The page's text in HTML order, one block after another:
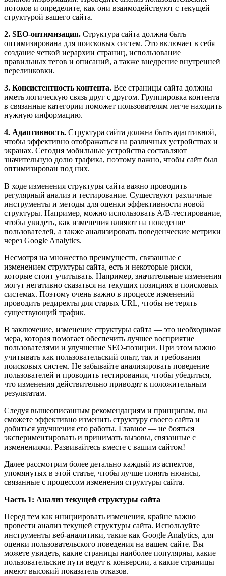
потоков и определите, как они взаимодействуют с текущей
структурой вашего сайта.
2. SEO-оптимизация. Структура сайта должна быть
оптимизирована для поисковых систем. Это включает в себя
создание четкой иерархии страниц, использование
правильных тегов и описаний, а также внедрение внутренней
перелинковки.
3. Консистентность контента. Все страницы сайта должны
иметь логическую связь друг с другом. Группировка контента
в связанные категории поможет пользователям легче находить
нужную информацию.
4. Адаптивность. Структура сайта должна быть адаптивной,
чтобы эффективно отображаться на различных устройствах и
экранах. Сегодня мобильные устройства составляют
значительную долю трафика, поэтому важно, чтобы сайт был
оптимизирован под них.
В ходе изменения структуры сайта важно проводить
регулярный анализ и тестирование. Существуют различные
инструменты и методы для оценки эффективности новой
структуры. Например, можно использовать A/B-тестирование,
чтобы увидеть, как изменения влияют на поведение
пользователей, а также анализировать поведенческие метрики
через Google Analytics.
Несмотря на множество преимуществ, связанные с
изменением структуры сайта, есть и некоторые риски,
которые стоит учитывать. Например, значительные изменения
могут негативно сказаться на текущих позициях в поисковых
системах. Поэтому очень важно в процессе изменений
проводить редиректы для старых URL, чтобы не терять
существующий трафик.
В заключение, изменение структуры сайта — это необходимая
мера, которая помогает обеспечить лучшее восприятие
пользователями и улучшение SEO-позиции. При этом важно
учитывать как пользовательский опыт, так и требования
поисковых систем. Не забывайте анализировать поведение
пользователей и проводить тестирования, чтобы убедиться,
что изменения действительно приводят к положительным
результатам.
Следуя вышеописанным рекомендациям и принципам, вы
сможете эффективно изменить структуру своего сайта и
добиться улучшения его работы. Главное — не бояться
экспериментировать и принимать вызовы, связанные с
изменениями. Развивайтесь вместе с вашим сайтом!
Далее рассмотрим более детально каждый из аспектов,
упомянутых в этой статье, чтобы лучше понять нюансы,
связанные с процессом изменения структуры сайта.
Часть 1: Анализ текущей структуры сайта
Перед тем как инициировать изменения, крайне важно
провести анализ текущей структуры сайта. Используйте
инструменты веб-аналитики, такие как Google Analytics, для
оценки пользовательского поведения на вашем сайте. Вы
можете увидеть, какие страницы наиболее популярны, какие
пользовательские пути ведут к конверсии, а какие страницы
имеют высокий показатель отказов.